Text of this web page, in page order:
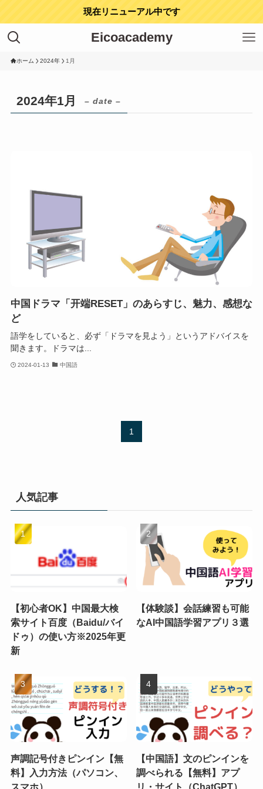
現在リニューアル中です
Eicoacademy
ホーム 2024年 1月
2024年1月 – date –
中国ドラマ「开端RESET」のあらすじ、魅力、感想な
ど
語学をしていると、必ず「ドラマを見よう」というアドバイスを
聞きます。ドラマは...
2024-01-13 中国語
1
人気記事
【初心者OK】中国最大検
索サイト百度（Baidu/バイ
ドゥ）の使い方※2025年更
新
【体験談】会話練習も可能
なAI中国語学習アプリ３選
声調記号付きピンイン【無
料】入力方法（パソコン、
スマホ）
【中国語】文のピンインを
調べられる【無料】アプ
リ・サイト（ChatGPT）